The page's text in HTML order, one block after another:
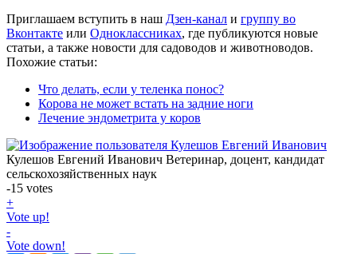
Приглашаем вступить в наш Дзен-канал и группу во
Вконтакте или Одноклассниках, где публикуются новые
статьи, а также новости для садоводов и животноводов.
Похожие статьи:
Что делать, если у теленка понос?
Корова не может встать на задние ноги
Лечение эндометрита у коров
Кулешов Евгений Иванович Ветеринар, доцент, кандидат
сельскохозяйственных наук
-15 votes
+
Vote up!
-
Vote down!